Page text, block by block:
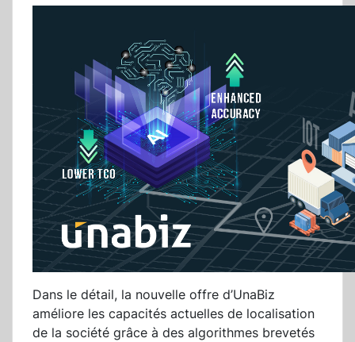
Dans le détail, la nouvelle offre d’UnaBiz
améliore les capacités actuelles de localisation
de la société grâce à des algorithmes brevetés